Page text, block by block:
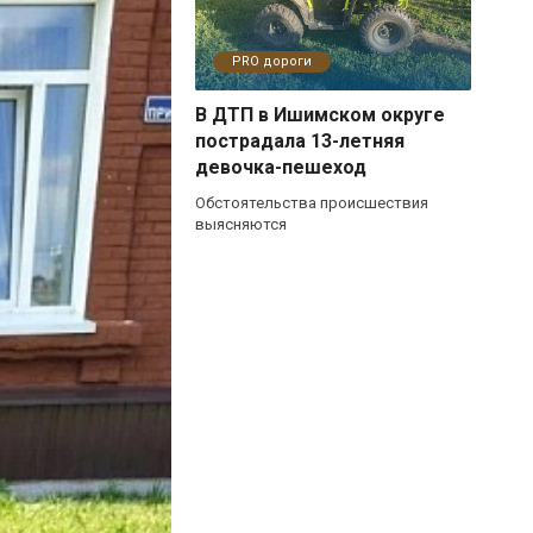
PRO дороги
В ДТП в Ишимском округе
пострадала 13-летняя
девочка-пешеход
Обстоятельства происшествия
выясняются